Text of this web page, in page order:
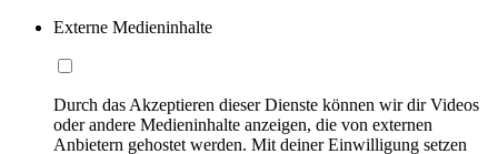
Externe Medieninhalte
Durch das Akzeptieren dieser Dienste können wir dir Videos
oder andere Medieninhalte anzeigen, die von externen
Anbietern gehostet werden. Mit deiner Einwilligung setzen